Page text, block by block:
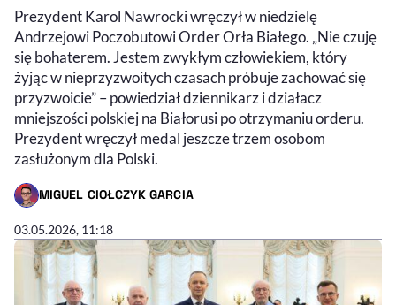
Prezydent Karol Nawrocki wręczył w niedzielę
Andrzejowi Poczobutowi Order Orła Białego. „Nie czuję
się bohaterem. Jestem zwykłym człowiekiem, który
żyjąc w nieprzyzwoitych czasach próbuje zachować się
przyzwoicie” – powiedział dziennikarz i działacz
mniejszości polskiej na Białorusi po otrzymaniu orderu.
Prezydent wręczył medal jeszcze trzem osobom
zasłużonym dla Polski.
MIGUEL CIOŁCZYK GARCIA
- AUTOR ARTYKUŁU - PROFIL
03.05.2026, 11:18